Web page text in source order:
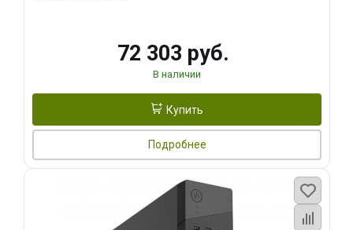
72 303 руб.
В наличии
Купить
Подробнее